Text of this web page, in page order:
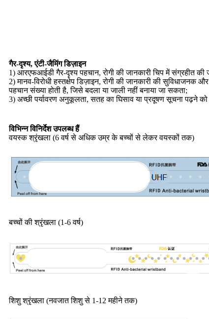
गैर-दृश्य, एंटी-जैमिंग डिज़ाइन
1) आरएफआईडी गैर-दृश्य पहचान, रोगी की जानकारी चिप में संग्रहीत की
2) मानव-विरोधी हस्तक्षेप डिज़ाइन, रोगी की जानकारी की
पहचान संख्या होती है, जिसे बदला या जाली नहीं बनाया जा सकता;
3) अच्छी पर्यावरण अनुकूलता, सतह का घिसाव या प्रदूषण सूचना पढ़ने को
विभिन्न विनिर्देश उपलब्ध हैं
वयस्क श्रृंखला (6 वर्ष से अधिक उम्र के बच्चों से लेकर वयस्कों तक)
बच्चों की श्रृंखला (1-6 वर्ष)
शिशु श्रृंखला (नवजात शिशु से 1-12 महीने तक)